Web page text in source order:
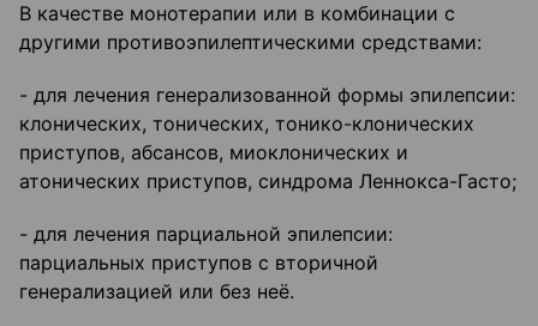
В качестве монотерапии или в комбинации с
другими противоэпилептическими средствами:
- для лечения генерализованной формы эпилепсии:
клонических, тонических, тонико-клонических
приступов, абсансов, миоклонических и
атонических приступов, синдрома Леннокса-Гасто;
- для лечения парциальной эпилепсии:
парциальных приступов с вторичной
генерализацией или без неё.